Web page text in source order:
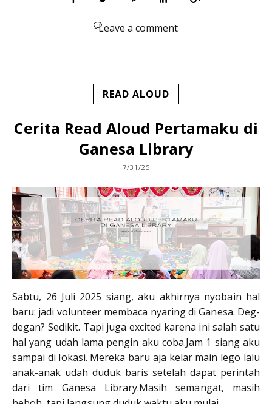
Leave a comment
READ ALOUD
Cerita Read Aloud Pertamaku di
Ganesa Library
7/31/25
Sabtu, 26 Juli 2025 siang, aku akhirnya nyobain hal
baru: jadi volunteer membaca nyaring di Ganesa. Deg-
degan? Sedikit. Tapi juga excited karena ini salah satu
hal yang udah lama pengin aku coba.Jam 1 siang aku
sampai di lokasi. Mereka baru aja kelar main lego lalu
anak-anak udah duduk baris setelah dapat perintah
dari tim Ganesa Library.Masih semangat, masih